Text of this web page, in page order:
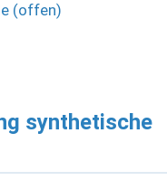
(offen)
synthetische